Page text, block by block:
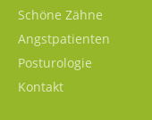
Schöne Zähne
Angstpatienten
Posturologie
Kontakt